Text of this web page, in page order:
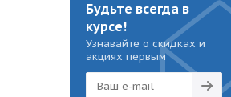
Будьте всегда в
курсе!
Узнавайте о скидках и
акциях первым